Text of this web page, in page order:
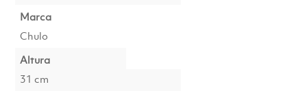
Marca
Chulo
Altura
31 cm